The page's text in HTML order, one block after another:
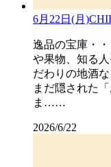
6月22日(月
逸品の宝庫・
や果物、知る
だわりの地酒
まだ隠された
ま……
2026/6/22